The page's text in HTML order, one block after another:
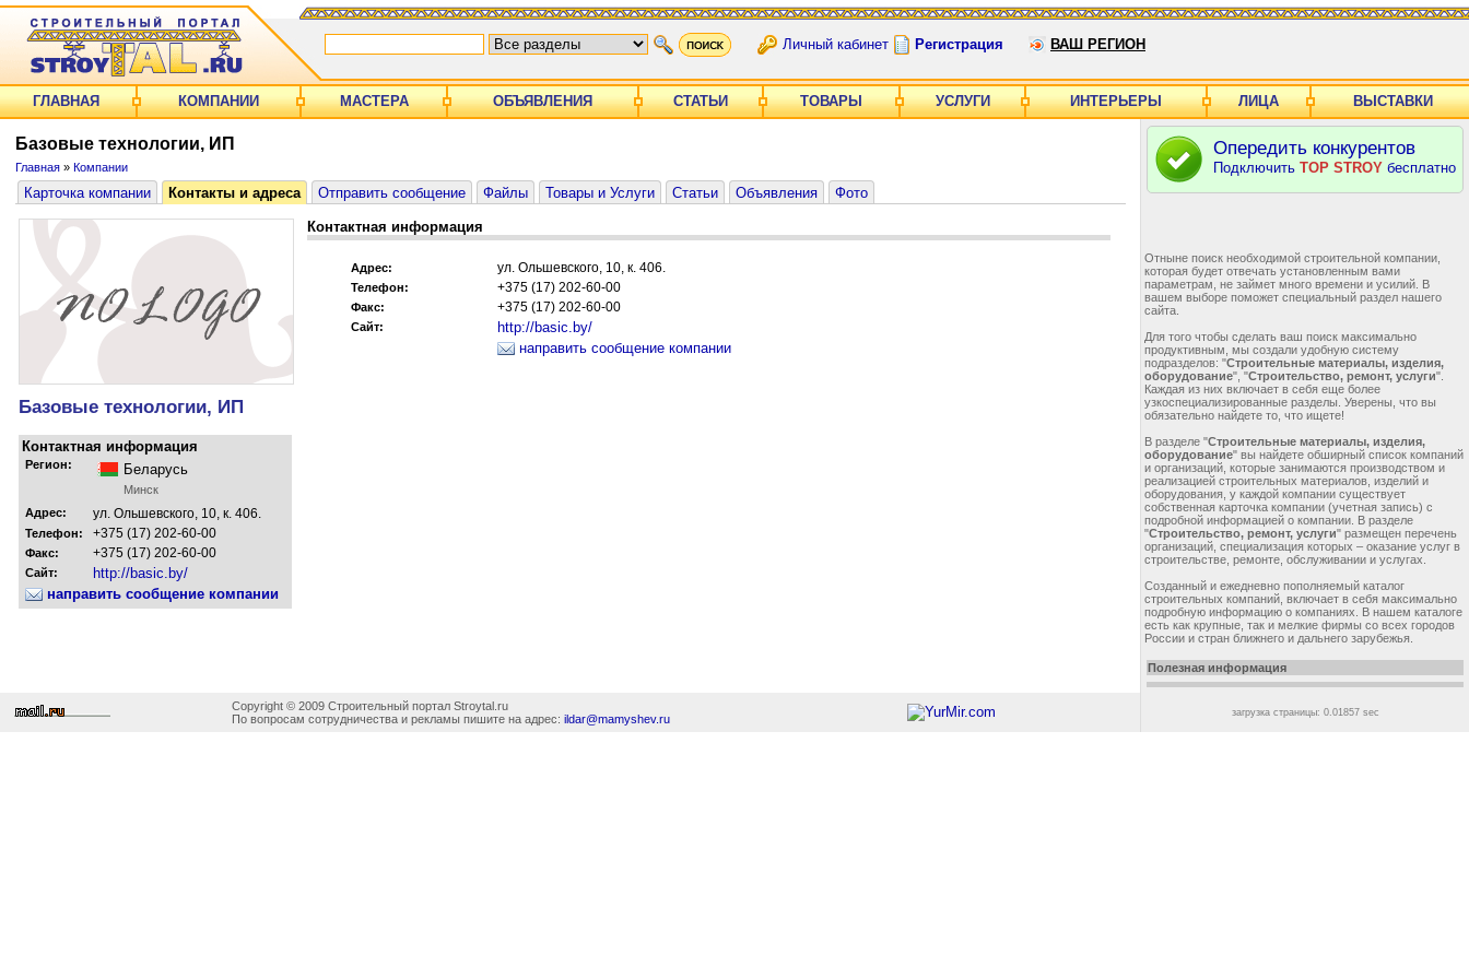
Личный кабинет Регистрация ВАШ РЕГИОН
ГЛАВНАЯ КОМПАНИИ МАСТЕРА ОБЪЯВЛЕНИЯ СТАТЬИ ТОВАРЫ УСЛУГИ ИНТЕРЬЕРЫ ЛИЦА ВЫСТАВКИ
Базовые технологии, ИП
Главная» Компании
Карточка компании Контакты и адреса Отправить сообщение Файлы Товары и Услуги Статьи Объявления Фото
Базовые технологии, ИП
Контактная информация
Регион: Беларусь
Минск
Адрес:
ул. Ольшевского, 10, к. 406.
Телефон: +375 (17) 202-60-00
Факс: +375 (17) 202-60-00
Сайт:
http://basic.by/
направить сообщение компании
Контактная информация
Адрес: ул. Ольшевского, 10, к. 406.
Телефон: +375 (17) 202-60-00
Факс: +375 (17) 202-60-00
Сайт:
http://basic.by/
направить сообщение компании
Опередить конкурентов
Подключить TOP STROY бесплатно
Отныне поиск необходимой строительной компании,
которая будет отвечать установленным вами
параметрам, не займет много времени и усилий. В
вашем выборе поможет специальный раздел нашего
сайта.
Для того чтобы сделать ваш поиск максимально
продуктивным, мы создали удобную систему
подразделов: "Строительные материалы, изделия,
оборудование", "Строительство, ремонт, услуги".
Каждая из них включает в себя еще более
узкоспециализированные разделы. Уверены, что вы
обязательно найдете то, что ищете!
В разделе "Строительные материалы, изделия,
оборудование" вы найдете обширный список компаний
и организаций, которые занимаются производством и
реализацией строительных материалов, изделий и
оборудования, у каждой компании существует
собственная карточка компании (учетная запись) с
подробной информацией о компании. В разделе
"Строительство, ремонт, услуги" размещен перечень
организаций, специализация которых – оказание услуг в
строительстве, ремонте, обслуживании и услугах.
Созданный и ежедневно пополняемый каталог
строительных компаний, включает в себя максимально
подробную информацию о компаниях. В нашем каталоге
есть как крупные, так и мелкие фирмы со всех городов
России и стран ближнего и дальнего зарубежья.
Полезная информация
Copyright © 2009 Строительный портал Stroytal.ru
По вопросам сотрудничества и рекламы пишите на адрес: ildar@mamyshev.ru загрузка страницы: 0.01857 sec